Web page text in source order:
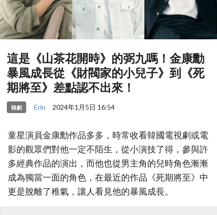
這是《山茶花開時》的弼九嗎！金康勳
暴風成長從《財閥家的小兒子》到《死
期將至》差點認不出來！
韓劇 Erin 2024年1月5日 16:54
童星演員金康勳作品多多，時常收看韓國電視劇或電
影的觀眾們對他一定不陌生，從小演技了得，參與許
多經典作品的演出，而他也從男主角的兒時角色漸漸
成為獨當一面的角色，在最近的作品《死期將至》中
更是脫離了稚氣，讓人看見他的暴風成長。